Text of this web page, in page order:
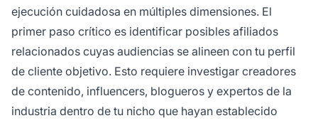
ejecución cuidadosa en múltiples dimensiones. El
primer paso crítico es identificar posibles afiliados
relacionados cuyas audiencias se alineen con tu perfil
de cliente objetivo. Esto requiere investigar creadores
de contenido, influencers, blogueros y expertos de la
industria dentro de tu nicho que hayan establecido